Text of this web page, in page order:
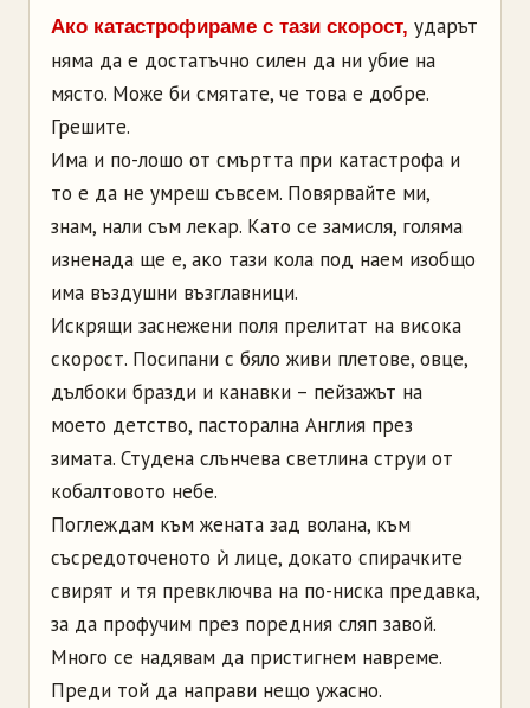
Ако катастрофираме с тази скорост, ударът
няма да е достатъчно силен да ни убие на
място. Може би смятате, че това е добре.
Грешите.
Има и по-лошо от смъртта при катастрофа и
то е да не умреш съвсем. Повярвайте ми,
знам, нали съм лекар. Като се замисля, голяма
изненада ще е, ако тази кола под наем изобщо
има въздушни възглавници.
Искрящи заснежени поля прелитат на висока
скорост. Посипани с бяло живи плетове, овце,
дълбоки бразди и канавки – пейзажът на
моето детство, пасторална Англия през
зимата. Студена слънчева светлина струи от
кобалтовото небе.
Поглеждам към жената зад волана, към
съсредоточеното ѝ лице, докато спирачките
свирят и тя превключва на по-ниска предавка,
за да профучим през поредния сляп завой.
Много се надявам да пристигнем навреме.
Преди той да направи нещо ужасно.